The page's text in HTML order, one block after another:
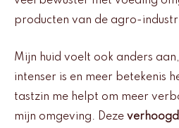
producten van de agro-
Mijn huid voelt ook anders
intenser is en meer betekenis
tastzin me helpt om meer
mijn omgeving. Deze